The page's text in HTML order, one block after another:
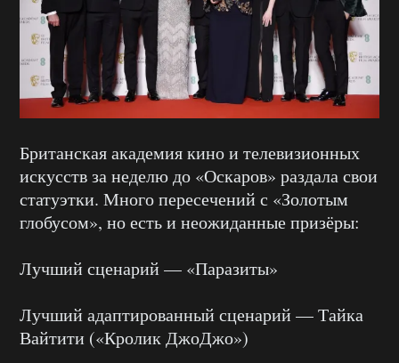
Британская академия кино и телевизионных
искусств за неделю до «Оскаров» раздала свои
статуэтки. Много пересечений с «Золотым
глобусом», но есть и неожиданные призёры:
Лучший сценарий — «Паразиты»
Лучший адаптированный сценарий — Тайка
Вайтити («Кролик ДжоДжо»)